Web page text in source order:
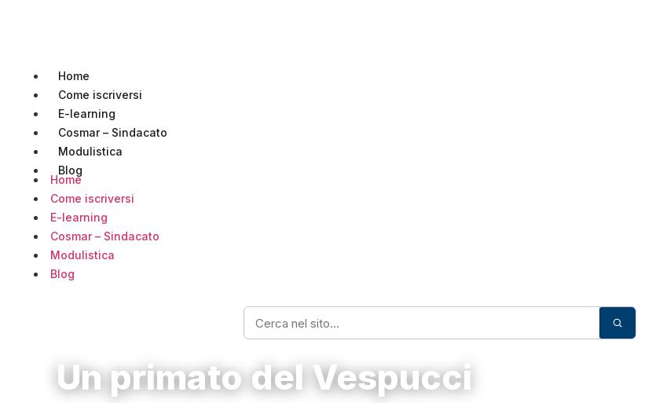
Home
Come iscriversi
E-learning
Cosmar – Sindacato
Modulistica
Blog
Home
Come iscriversi
E-learning
Cosmar – Sindacato
Modulistica
Blog
Un primato del Vespucci